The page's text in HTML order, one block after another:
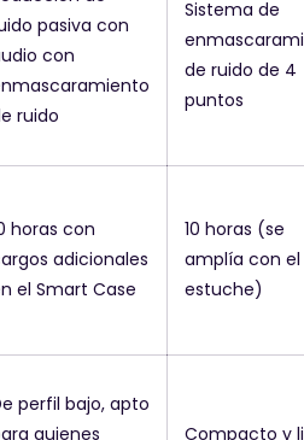
pasiva con
con
ruido
Sistema de
de ruido de 4
puntos
horas con
adicionales
el Smart Case
10 horas (se
amplía con el
estuche)
perfil bajo, apto
quienes
Compacto y